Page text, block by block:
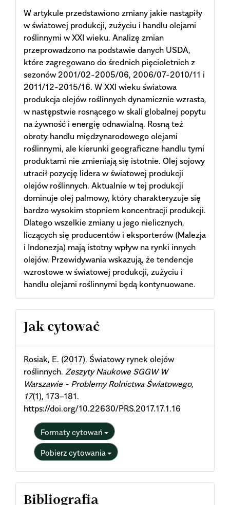
W artykule przedstawiono zmiany jakie nastąpiły
w światowej produkcji, zużyciu i handlu olejami
roślinnymi w XXI wieku. Analizę zmian
przeprowadzono na podstawie danych USDA,
które zagregowano do średnich pięcioletnich z
sezonów 2001/02-2005/06, 2006/07-2010/11 i
2011/12-2015/16. W XXI wieku światowa
produkcja olejów roślinnych dynamicznie wzrasta,
w następstwie rosnącego w skali globalnej popytu
na żywność i energię odnawialną. Rosną też
obroty handlu międzynarodowego olejami
roślinnymi, ale kierunki geograficzne handlu tymi
produktami nie zmieniają się istotnie. Olej sojowy
utracił pozycję lidera w światowej produkcji
olejów roślinnych. Aktualnie w tej produkcji
dominuje olej palmowy, który charakteryzuje się
bardzo wysokim stopniem koncentracji produkcji.
Dlatego wszelkie zmiany u jego nielicznych,
liczących się producentów i eksporterów (Malezja
i Indonezja) mają istotny wpływ na rynki innych
olejów. Przewidywania wskazują, że tendencje
wzrostowe w światowej produkcji, zużyciu i
handlu olejami roślinnymi będą kontynuowane.
Article
Details
Jak cytować
Rosiak, E. (2017). Światowy rynek olejów
roślinnych. Zeszyty Naukowe SGGW W
Warszawie - Problemy Rolnictwa Światowego,
17(1), 173–181.
https://doi.org/10.22630/PRS.2017.17.1.16
Formaty cytowań
Pobierz cytowania
Bibliografia